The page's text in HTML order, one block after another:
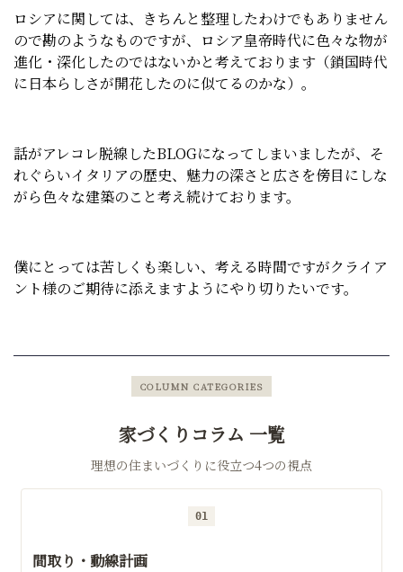
ロシアに関しては、きちんと整理したわけでもありません
ので勘のようなものですが、ロシア皇帝時代に色々な物が
進化・深化したのではないかと考えております（鎖国時代
に日本らしさが開花したのに似てるのかな）。
話がアレコレ脱線したBLOGになってしまいましたが、そ
れぐらいイタリアの歴史、魅力の深さと広さを傍目にしな
がら色々な建築のこと考え続けております。
僕にとっては苦しくも楽しい、考える時間ですがクライア
ント様のご期待に添えますようにやり切りたいです。
COLUMN CATEGORIES
家づくりコラム 一覧
理想の住まいづくりに役立つ4つの視点
01
間取り・動線計画